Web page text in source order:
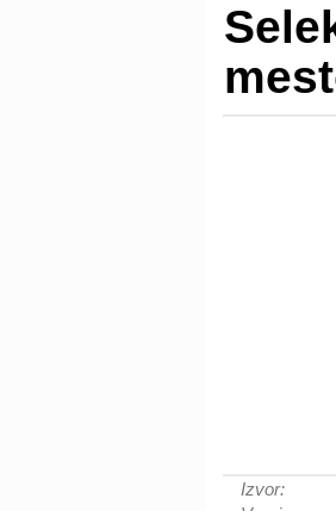
Izvor: